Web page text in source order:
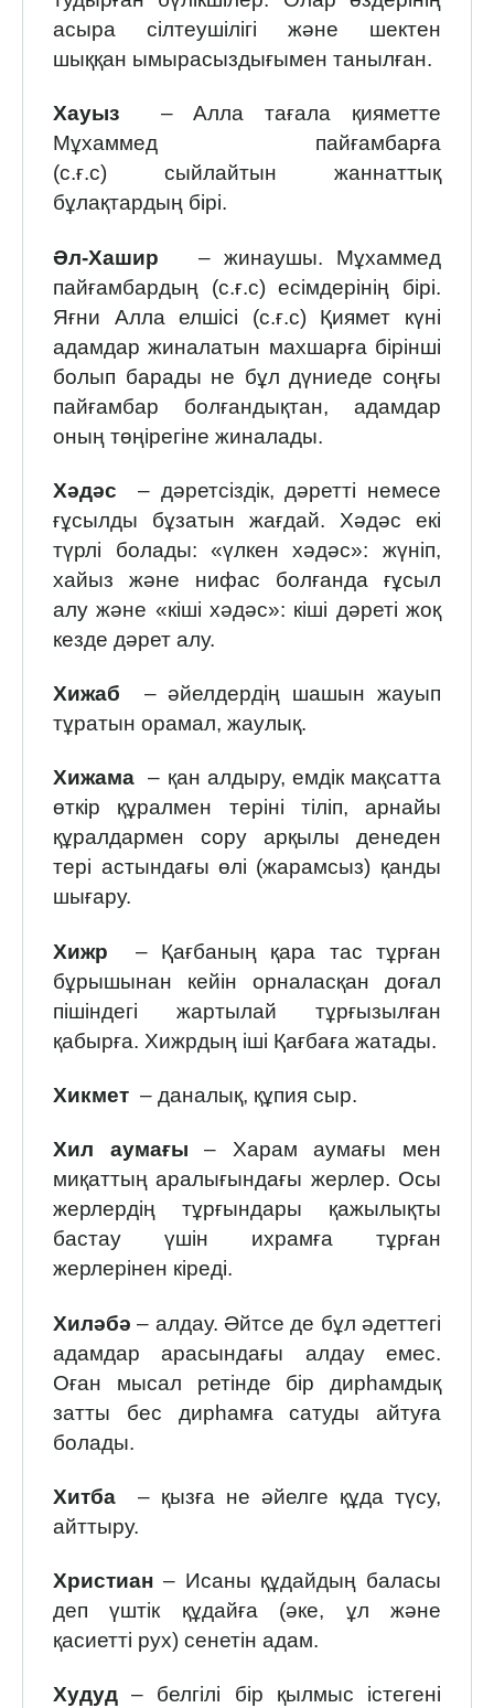
асыра сілтеушілігі және шектен
шыққан ымырасыздығымен танылған.
Хауыз – Алла тағала қияметте
Мұхаммед пайғамбарға
(с.ғ.с) сыйлайтын жаннаттық
бұлақтардың бірі.
Әл-Хашир – жинаушы. Мұхаммед
пайғамбардың (с.ғ.с) есімдерінің бірі.
Яғни Алла елшісі (с.ғ.с) Қиямет күні
адамдар жиналатын махшарға бірінші
болып барады не бұл дүниеде соңғы
пайғамбар болғандықтан, адамдар
оның төңірегіне жиналады.
Хәдәс – дәретсіздік, дәретті немесе
ғұсылды бұзатын жағдай. Хәдәс екі
түрлі болады: «үлкен хәдәс»: жүніп,
хайыз және нифас болғанда ғұсыл
алу және «кіші хәдәс»: кіші дәреті жоқ
кезде дәрет алу.
Хижаб – әйелдердің шашын жауып
тұратын орамал, жаулық.
Хижама – қан алдыру, емдік мақсатта
өткір құралмен теріні тіліп, арнайы
құралдармен сору арқылы денеден
тері астындағы өлі (жарамсыз) қанды
шығару.
Хижр – Қағбаның қара тас тұрған
бұрышынан кейін орналасқан доғал
пішіндегі жартылай тұрғызылған
қабырға. Хижрдың іші Қағбаға жатады.
Хикмет – даналық, құпия сыр.
Хил аумағы – Харам аумағы мен
миқаттың аралығындағы жерлер. Осы
жерлердің тұрғындары қажылықты
бастау үшін ихрамға тұрған
жерлерінен кіреді.
Хиләбә – алдау. Әйтсе де бұл әдеттегі
адамдар арасындағы алдау емес.
Оған мысал ретінде бір дирһамдық
затты бес дирһамға сатуды айтуға
болады.
Хитба – қызға не әйелге құда түсу,
айттыру.
Христиан – Исаны құдайдың баласы
деп үштік құдайға (әке, ұл және
қасиетті рух) сенетін адам.
Худуд – белгілі бір қылмыс істегені